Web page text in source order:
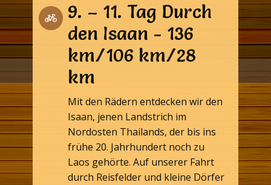
9. – 11. Tag Durch
den Isaan - 136
km/106 km/28
km
Mit den Rädern entdecken wir den
Isaan, jenen Landstrich im
Nordosten Thailands, der bis ins
frühe 20. Jahrhundert noch zu
Laos gehörte. Auf unserer Fahrt
durch Reisfelder und kleine Dörfer